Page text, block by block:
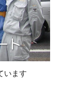
います